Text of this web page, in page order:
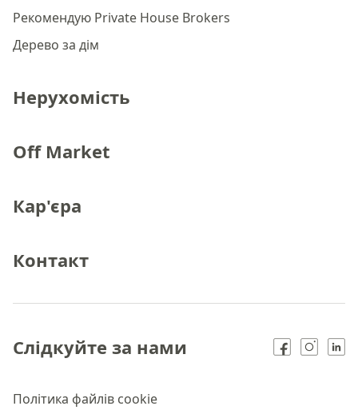
Рекомендую Private House Brokers
Дерево за дім
Нерухомість
Off Market
Кар'єра
Контакт
Політика файлів cookie
Слідкуйте за нами